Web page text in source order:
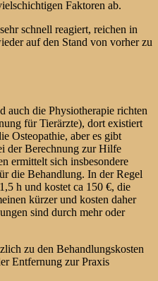
Faktoren ab.
schnell reagiert, reichen in
auf den Stand von vorher zu
auch die Physiotherapie richten
für Tierärzte), dort existiert
Osteopathie, aber es gibt
der Berechnung zur Hilfe
ermittelt sich insbesondere
die Behandlung. In der Regel
h und kostet ca 150 €, die
kürzer und kosten daher
sind durch mehr oder
zu den Behandlungskosten
Entfernung zur Praxis